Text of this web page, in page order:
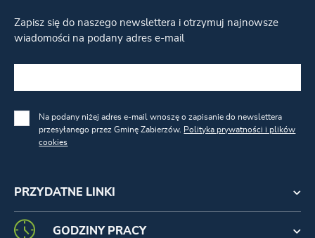
PRZYDATNE LINKI
Zapisz się do naszego newslettera i otrzymuj najnowsze
wiadomości na podany adres e-mail
Na podany niżej adres e-mail wnoszę o zapisanie do newslettera
przesyłanego przez Gminę Zabierzów. Polityka prywatności i plików
cookies
GODZINY PRACY